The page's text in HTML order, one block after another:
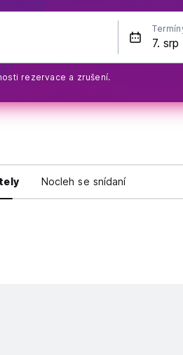
rezervace a zrušení.
Nocleh se snídaní